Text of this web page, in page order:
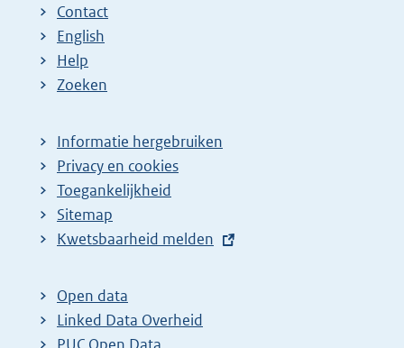
Contact
English
Help
Zoeken
Informatie hergebruiken
Privacy en cookies
Toegankelijkheid
Sitemap
E
t
e
r
Kwetsbaarheid melden
Open data
Linked Data Overheid
PUC Open Data